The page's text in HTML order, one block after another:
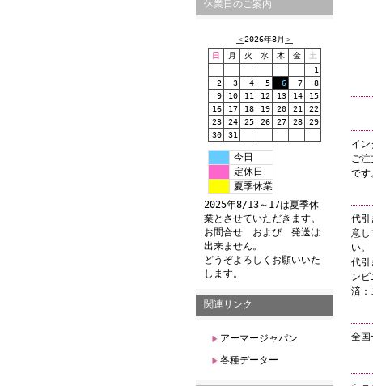
休業日のご案内
＜2026年8月 ＞
日
月 火 水 木 金
土
1
2
3 4 5 6 7
8
9
10 11 12 13 14
15
16
17 18 19 20 21
22
23
24 25 26 27 28
29
30
31
今日
定休日
夏季休業
2025年8/13～17は夏季休
業とさせていただきます。
お問合せ および 発送は
出来ません。
どうぞよろしくお願いいた
します。
関連リンク
アーマージャパン
各種データー
イン
ご
です
代引
意し
い。
代引
ンビ
済：
全国